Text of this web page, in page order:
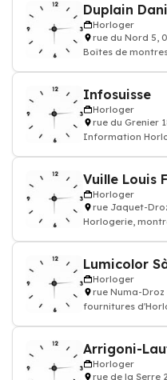
Duplain
Horloger
rue du Nord 5,
Boîtes de
Infosuisse
Horloger
rue du Grenier
Information
Vuille Louis
Horloger
rue Jaquet-
Horlogerie,
Lumicolor
Horloger
rue Numa-Droz
fournitures
Arrigoni-
Horloger
rue de la Serre